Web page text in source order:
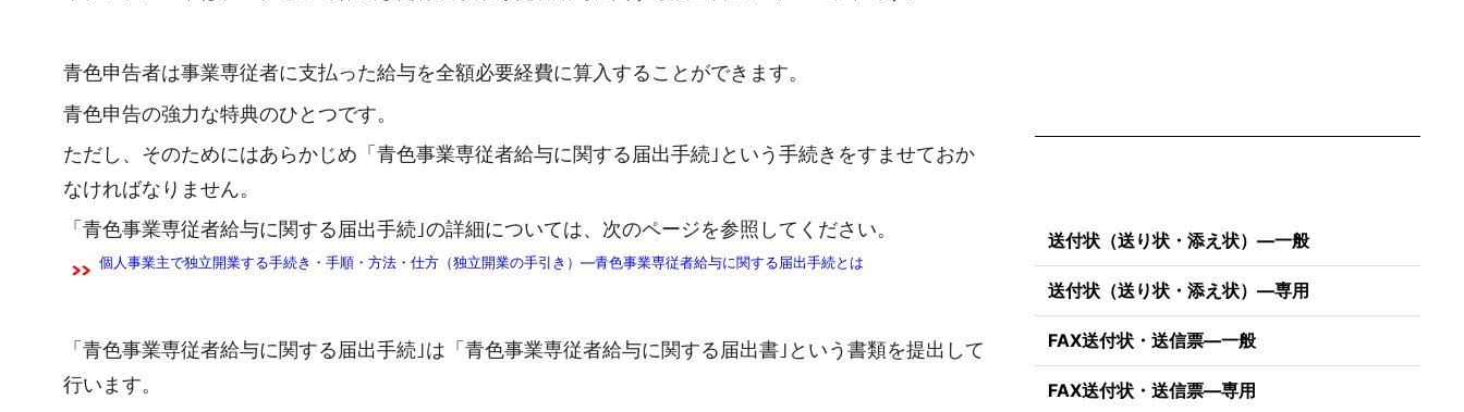
青色申告者は事業専従者に支払った給与を全額必要経費に算入することができます。
青色申告の強力な特典のひとつです。
ただし、そのためにはあらかじめ「青色事業専従者給与に関する届出手続｣という手続きをすませておか
なければなりません。
「青色事業専従者給与に関する届出手続｣の詳細については、次のページを参照してください。
個人事業主で独立開業する手続き・手順・方法・仕方（独立開業の手引き）―青色事業専従者給与に関する届出手続とは
「青色事業専従者給与に関する届出手続｣は「青色事業専従者給与に関する届出書｣という書類を提出して
行います。
送付状（送り状・添え状）―一般
送付状（送り状・添え状）―専用
FAX送付状・送信票―一般
FAX送付状・送信票―専用